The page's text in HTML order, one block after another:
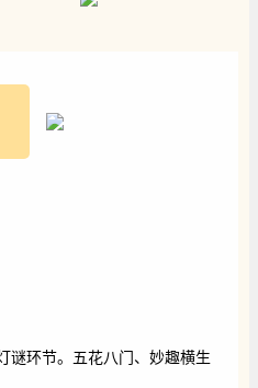
谜环节。五花八门、妙趣横生